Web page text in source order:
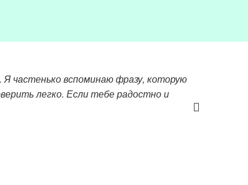
частенько вспоминаю фразу, которую
легко. Если тебе радостно и